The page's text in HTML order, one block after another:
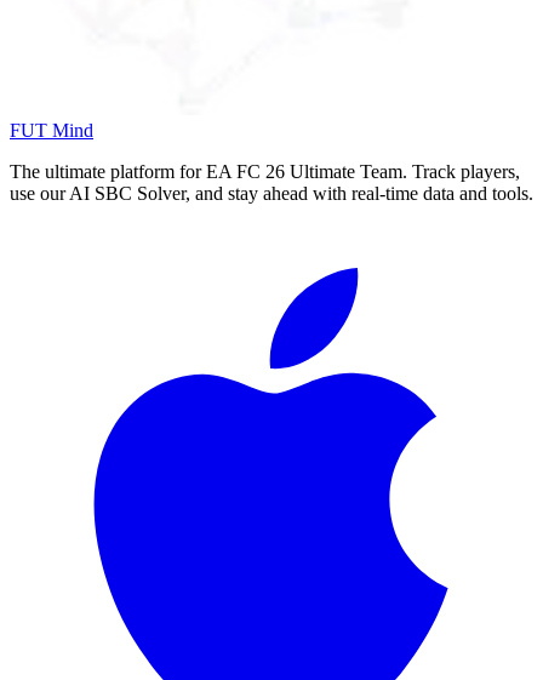
FUT Mind
The ultimate platform for EA FC 26 Ultimate Team. Track players,
use our AI SBC Solver, and stay ahead with real-time data and tools.